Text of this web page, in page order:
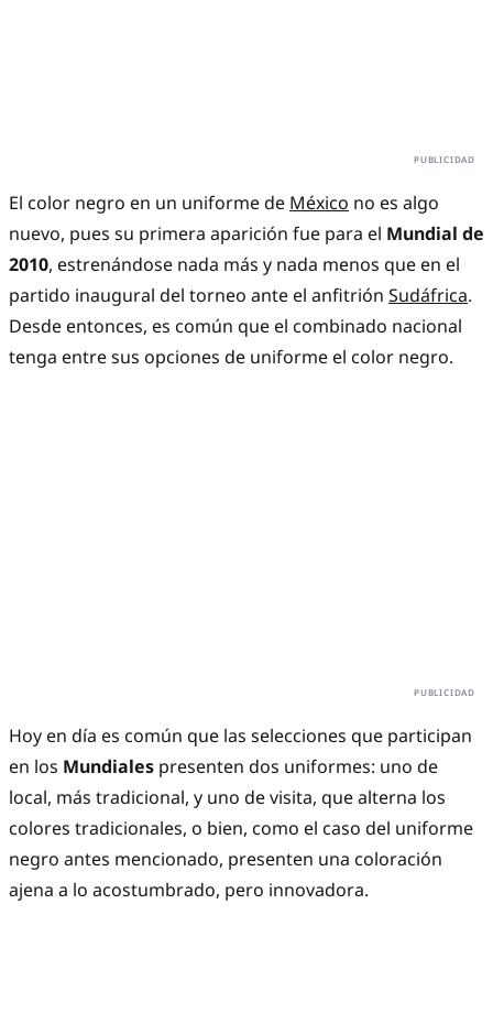
El color negro en un uniforme de México no es algo
nuevo, pues su primera aparición fue para el Mundial de
2010, estrenándose nada más y nada menos que en el
partido inaugural del torneo ante el anfitrión Sudáfrica.
Desde entonces, es común que el combinado nacional
tenga entre sus opciones de uniforme el color negro.
Hoy en día es común que las selecciones que participan
en los Mundiales presenten dos uniformes: uno de
local, más tradicional, y uno de visita, que alterna los
colores tradicionales, o bien, como el caso del uniforme
negro antes mencionado, presenten una coloración
ajena a lo acostumbrado, pero innovadora.